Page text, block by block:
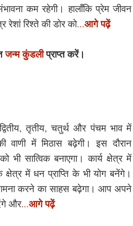
कम रहेगी। हालाँकि प्रेम जीवन
रेशां रिश्ते की डोर को...आगे पढ़ें
जन्म कुंडलीप्राप्त करें।
तृतीय, चतुर्थ और पंचम भाव में
में मिठास बढ़ेगी। इस दौरान
सात्विक बनाएगा। कार्य क्षेत्र में
में धन प्राप्ति के भी योग बनेंगे।
करने का साहस बढ़ेगा। आप अपने
और...आगे पढ़ें